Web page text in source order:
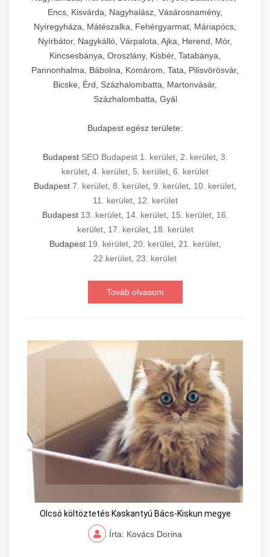
Encs, Kisvárda, Nagyhalász, Vásárosnamény,
Nyíregyháza, Mátészalka, Fehérgyarmat, Máriapócs,
Nyírbátor, Nagykálló, Várpalota, Ajka, Herend, Mór,
Kincsesbánya, Oroszlány, Kisbér, Tatabánya,
Pannonhalma, Bábolna, Komárom, Tata, Pilisvörösvár,
Bicske, Érd, Százhalombatta, Martonvásár,
Százhalombatta, Gyál
Budapest egész területe:
Budapest SEO Budapest 1. kerület, 2. kerület, 3.
kerület, 4. kerület, 5. kerület, 6. kerület
Budapest 7. kerület, 8. kerület, 9. kerület, 10. kerület,
11. kerület, 12. kerület
Budapest 13. kerület, 14. kerület, 15. kerület, 16.
kerület, 17. kerület, 18. kerület
Budapest 19. kerület, 20. kerület, 21. kerület,
22.kerület, 23. kerület
Továb olvasom
Olcsó költöztetés Kaskantyú Bács-Kiskun megye
Írta: Kovács Dorina